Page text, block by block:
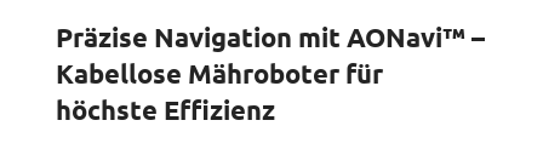
Präzise Navigation mit AONavi™ –
Kabellose Mähroboter für
höchste Effizienz